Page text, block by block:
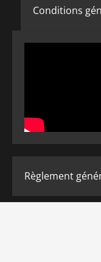
Conditions
Règlement